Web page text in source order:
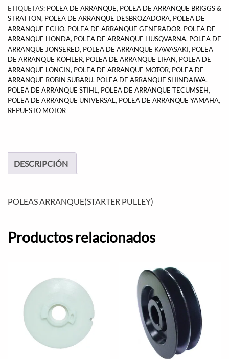
ETIQUETAS: POLEA DE ARRANQUE, POLEA DE ARRANQUE BRIGGS &
STRATTON, POLEA DE ARRANQUE DESBROZADORA, POLEA DE
ARRANQUE ECHO, POLEA DE ARRANQUE GENERADOR, POLEA DE
ARRANQUE HONDA, POLEA DE ARRANQUE HUSQVARNA, POLEA DE
ARRANQUE JONSERED, POLEA DE ARRANQUE KAWASAKI, POLEA
DE ARRANQUE KOHLER, POLEA DE ARRANQUE LIFAN, POLEA DE
ARRANQUE LONCIN, POLEA DE ARRANQUE MOTOR, POLEA DE
ARRANQUE ROBIN SUBARU, POLEA DE ARRANQUE SHINDAIWA,
POLEA DE ARRANQUE STIHL, POLEA DE ARRANQUE TECUMSEH,
POLEA DE ARRANQUE UNIVERSAL, POLEA DE ARRANQUE YAMAHA,
REPUESTO MOTOR
DESCRIPCIÓN
POLEAS ARRANQUE(STARTER PULLEY)
Productos relacionados